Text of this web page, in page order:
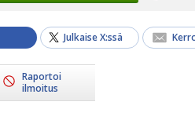
Julkaise X:ssä
Raportoi
ilmoitus